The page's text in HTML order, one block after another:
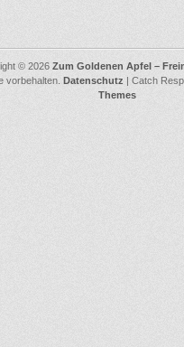
© 2026 Zum Goldenen Apfel –
vorbehalten. Datenschutz | Catch
Themes